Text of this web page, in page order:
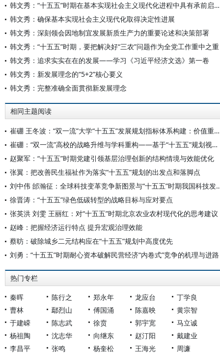
韩文秀：“十五五”时期在基本实现社会主义现代化进程中具有承前启后的重要地位
韩文秀：确保基本实现社会主义现代化取得决定性进展
韩文秀：深刻领会因地制宜发展新质生产力的重要论述和决策部署
韩文秀：“十五五”时期，要把解决好“三农”问题作为全党工作重中之重
韩文秀：追求实实在在的发展——学习《习近平经济文选》第一卷
韩文秀：新发展理念的“5+2”核心要义
韩文秀：完整准确全面贯彻新发展理念
相同主题阅读
崔硼 王冬波：“双一流”大学“十五五”发展规划指标体系构建：价值重构与实践路径
崔硼：“双一流”高校的战略升维与学科重构——基于“十五五”规划视角的系统性思考
赵聚军：“十五五”时期党建引领基层治理创新的结构情境与效能优化
张翼：把改善民生福祉作为落实“十五五”规划的出发点和落脚点
刘中伟 邰瀚征：全球科技变革
徐晋涛：“十五五”绿色低碳转型的战略目标与应对要点
张英洪 刘雯 王丽红：对“十五五”时期北京农业农村现代化的思考建议
赵峰：把握经济运行特点 提升宏观治理效能
蔡昉：破除城乡二元结构应在“十五五”规划中高度优先
刘勇：“十五五”时期耐心资本破解民营经济“内卷式”竞争的机理与进路
热门专栏
秦晖 陈行之 郑永年 龙应台
丁学良
曹林
鄢烈山 傅国涌 陈嘉映
黄宗智
于建嵘
陈志武 徐贲 郭宇宽
马立诚
杨祖陶
沈志华 向继东 赵汀阳
戴建业
李昌平
张鸣 杨奎松 王海光 周濂